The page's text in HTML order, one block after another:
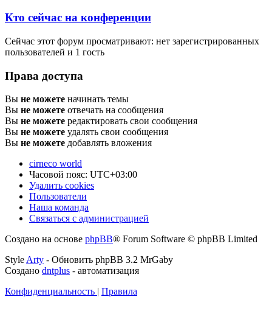
Кто сейчас на конференции
Сейчас этот форум просматривают: нет зарегистрированных
пользователей и 1 гость
Права доступа
Вы не можете начинать темы
Вы не можете отвечать на сообщения
Вы не можете редактировать свои сообщения
Вы не можете удалять свои сообщения
Вы не можете добавлять вложения
cirneco world
Часовой пояс: UTC+03:00
Удалить cookies
Пользователи
Наша команда
Связаться с администрацией
Создано на основе phpBB® Forum Software © phpBB Limited
StyleArty - Обновить phpBB 3.2 MrGaby
Создано dntplus - автоматизация
Конфиденциальность
Правила